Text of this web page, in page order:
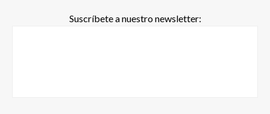
Suscríbete a nuestro newsletter: